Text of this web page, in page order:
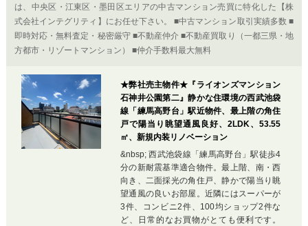
は、中央区・江東区・墨田区エリアの中古マンション売買に特化した【株
式会社インテグリティ】にお任せ下さい。 ■中古マンション取引実績多数 ■
即時対応・無料査定・秘密厳守 ■不動産仲介 ■不動産買取り（一都三県・地
方都市・リゾートマンション） ■仲介手数料最大無料
★弊社売主物件★『ライオンズマンション
石神井公園第二』静かな住環境の西武池袋
線「練馬高野台」駅近物件、最上階の角住
戸で陽当り眺望通風良好、2LDK、53.55
㎡、新規内装リノベーション
&nbsp; 西武池袋線「練馬高野台」駅徒歩4
分の新耐震基準適合物件。最上階、南・西
向き、二面採光の角住戸、静かで陽当り眺
望通風の良いお部屋。近隣にはスーパーが
3件、コンビニ2件、100均ショップ2件な
ど、日常的なお買物がとても便利です。